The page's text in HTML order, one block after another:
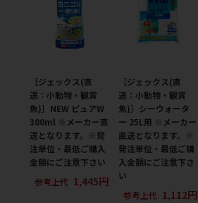
［ジェックス(直
送：小動物・観賞
魚)］NEW ピュアW
300ml ※メーカー直
送となります。※発
注単位・最低ご購入
金額にご注意下さい
参考上代 1,445円
［ジェックス(直
送：小動物・観賞
魚)］シーウォータ
ー 25L用 ※メーカー
直送となります。※
発注単位・最低ご購
入金額にご注意下さ
い
参考上代 1,112円